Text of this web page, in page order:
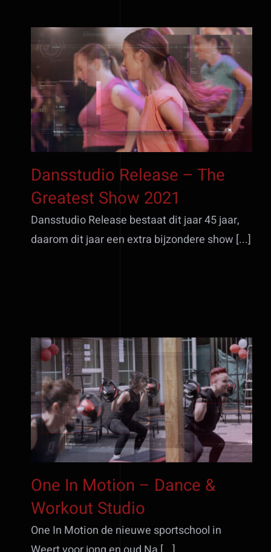
Dansstudio Release – The
Greatest Show 2021
Dansstudio Release – The
Greatest Show 2021
Dansstudio Release bestaat dit jaar 45 jaar,
daarom dit jaar een extra bijzondere show [...]
One In Motion – Dance &
Workout Studio
One In Motion – Dance &
Workout Studio
One In Motion de nieuwe sportschool in